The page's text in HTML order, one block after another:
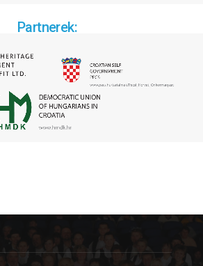
Partnerek: